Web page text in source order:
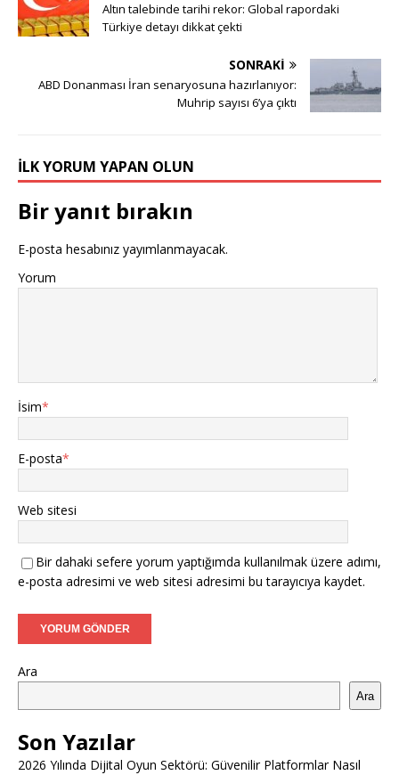
Altın talebinde tarihi rekor: Global rapordaki
Türkiye detayı dikkat çekti
SONRAKI
ABD Donanması İran senaryosuna hazırlanıyor:
Muhrip sayısı 6’ya çıktı
İLK YORUM YAPAN OLUN
Bir yanıt bırakın
E-posta hesabınız yayımlanmayacak.
Yorum
İsim*
E-posta*
Web sitesi
Bir dahaki sefere yorum yaptığımda kullanılmak üzere adımı,
e-posta adresimi ve web sitesi adresimi bu tarayıcıya kaydet.
Ara
Ara
Son Yazılar
2026 Yılında Dijital Oyun Sektörü: Güvenilir Platformlar Nasıl